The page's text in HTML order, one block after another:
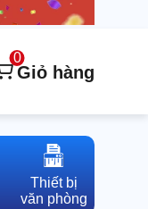
0
Giỏ hàng
Thiết bị
văn phòng